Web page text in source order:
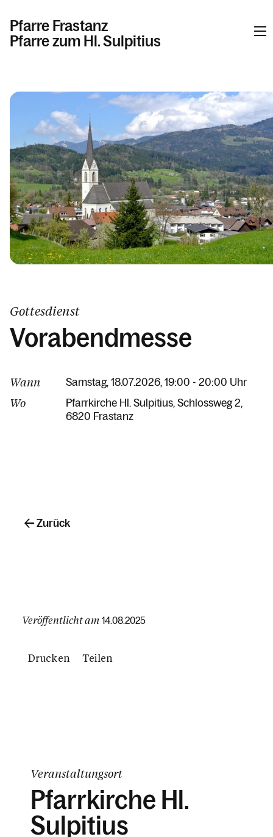
Pfarre Frastanz
Pfarre zum Hl. Sulpitius
Kalender
Personen
Kontakt
Gottesdienst
Vorabendmesse
Wann Samstag, 18.07.2026, 19:00 - 20:00 Uhr
Wo Pfarrkirche Hl. Sulpitius Schlossweg 2
6820 Frastanz
Veröffentlicht am 14.08.2025
Drucken Teilen
Zurück
Veranstaltungsort
Pfarrkirche Hl.
Sulpitius